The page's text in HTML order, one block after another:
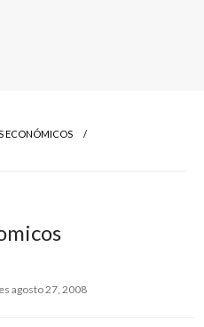
ECONÓMICOS
agosto 27, 2008